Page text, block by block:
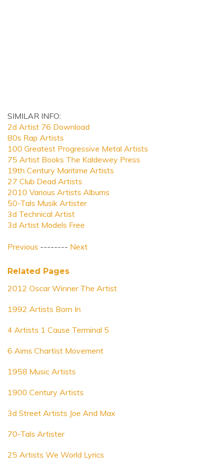
SIMILAR INFO:
2d Artist 76 Download
80s Rap Artists
100 Greatest Progressive Metal Artists
75 Artist Books The Kaldewey Press
19th Century Maritime Artists
27 Club Dead Artists
2010 Various Artists Albums
50-Tals Musik Artister
3d Technical Artist
3d Artist Models Free
Previous -------- Next
Related Pages
2012 Oscar Winner The Artist
1992 Artists Born In
4 Artists 1 Cause Terminal 5
6 Aims Chartist Movement
1958 Music Artists
1900 Century Artists
3d Street Artists Joe And Max
70-Tals Artister
25 Artists We World Lyrics